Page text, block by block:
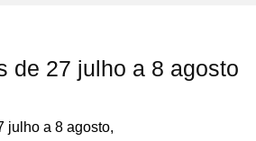
de 27 julho a 8 agosto
julho a 8 agosto,